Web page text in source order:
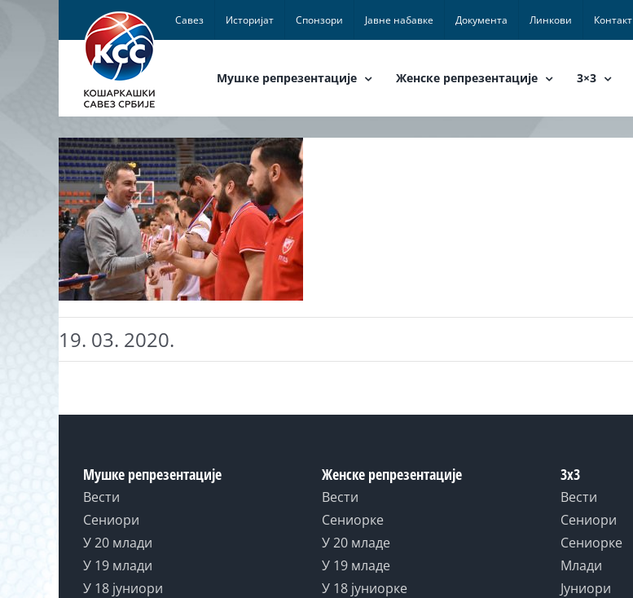
Савез Историјат Спонзори Јавне набавке Документа Линкови Контакт
Мушке репрезентације Женске репрезентације 3×3
19. 03. 2020.
Мушке репрезентације
Вести
Сениори
У 20 млади
У 19 млади
У 18 јуниори
Женске репрезентације
Вести
Сениорке
У 20 младе
У 19 младе
У 18 јуниорке
3x3
Вести
Сениори
Сениорке
Млади
Јуниори